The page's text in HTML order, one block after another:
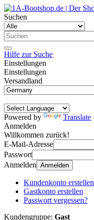
Suchen
Hilfe zur Suche
Einstellungen
Einstellungen
Versandland
Powered by
Translate
Anmelden
Willkommen zurück!
E-Mail-Adresse
Passwort
Anmelden Anmelden
Kundenkonto erstellen
Gastkonto erstellen
Passwort vergessen?
Kundengruppe: Gast